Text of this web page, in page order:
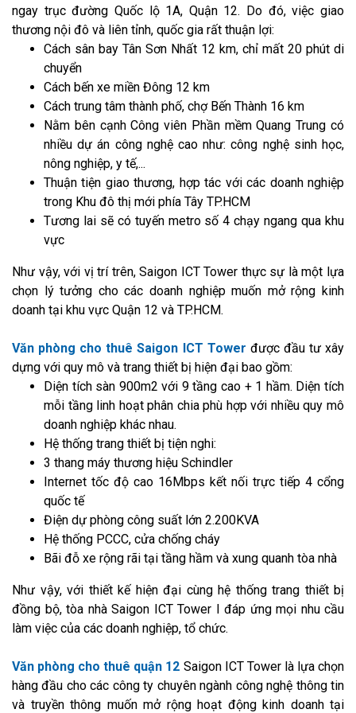
ngay trục đường Quốc lộ 1A, Quận 12. Do đó, việc giao
thương nội đô và liên tỉnh, quốc gia rất thuận lợi:
Cách sân bay Tân Sơn Nhất 12 km, chỉ mất 20 phút di
chuyển
Cách bến xe miền Đông 12 km
Cách trung tâm thành phố, chợ Bến Thành 16 km
Nằm bên cạnh Công viên Phần mềm Quang Trung có
nhiều dự án công nghệ cao như: công nghệ sinh học,
nông nghiệp, y tế,...
Thuận tiện giao thương, hợp tác với các doanh nghiệp
trong Khu đô thị mới phía Tây TP.HCM
Tương lai sẽ có tuyến metro số 4 chạy ngang qua khu
vực
Như vậy, với vị trí trên, Saigon ICT Tower thực sự là một lựa
chọn lý tưởng cho các doanh nghiệp muốn mở rộng kinh
doanh tại khu vực Quận 12 và TP.HCM.
Văn phòng cho thuê Saigon ICT Tower được đầu tư xây
dựng với quy mô và trang thiết bị hiện đại bao gồm:
Diện tích sàn 900m2 với 9 tầng cao + 1 hầm. Diện tích
mỗi tầng linh hoạt phân chia phù hợp với nhiều quy mô
doanh nghiệp khác nhau.
Hệ thống trang thiết bị tiện nghi:
3 thang máy thương hiệu Schindler
Internet tốc độ cao 16Mbps kết nối trực tiếp 4 cổng
quốc tế
Điện dự phòng công suất lớn 2.200KVA
Hệ thống PCCC, cửa chống cháy
Bãi đỗ xe rộng rãi tại tầng hầm và xung quanh tòa nhà
Như vậy, với thiết kế hiện đại cùng hệ thống trang thiết bị
đồng bộ, tòa nhà Saigon ICT Tower I đáp ứng mọi nhu cầu
làm việc của các doanh nghiệp, tổ chức.
Văn phòng cho thuê quận 12 Saigon ICT Tower là lựa chọn
hàng đầu cho các công ty chuyên ngành công nghệ thông tin
và truyền thông muốn mở rộng hoạt động kinh doanh tại